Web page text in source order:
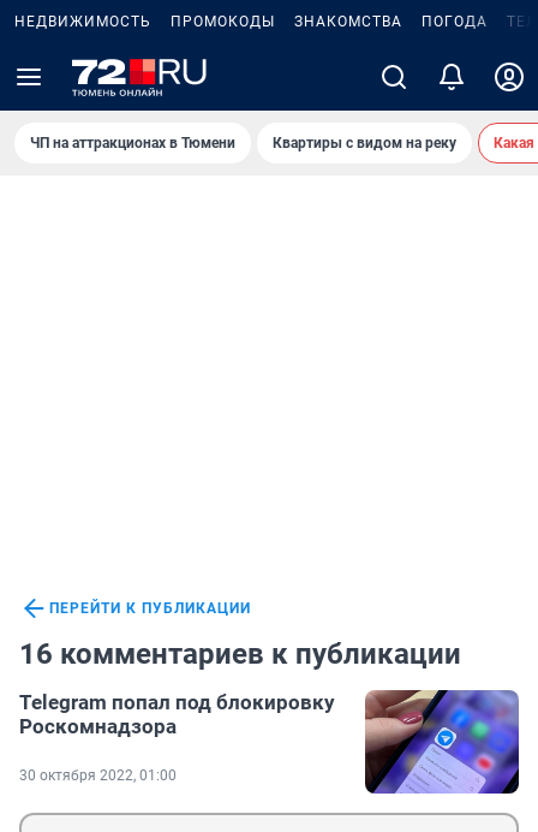
НЕДВИЖИМОСТЬ ПРОМОКОДЫ ЗНАКОМСТВА ПОГОДА
ЧП на аттракционах в Тюмени Квартиры с видом на реку
ПЕРЕЙТИ К ПУБЛИКАЦИИ
16 комментариев к публикации
Telegram попал под блокировку
Роскомнадзора
30 октября 2022, 01:00